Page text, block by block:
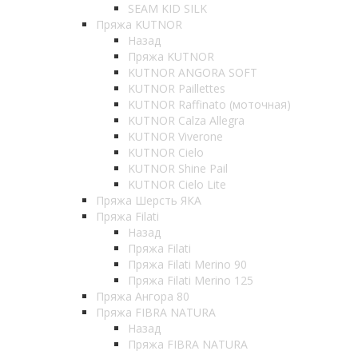
SEAM KID SILK
Пряжа KUTNOR
Назад
Пряжа KUTNOR
KUTNOR ANGORA SOFT
KUTNOR Paillettes
KUTNOR Raffinato (моточная)
KUTNOR Calza Allegra
KUTNOR Viverone
KUTNOR Cielo
KUTNOR Shine Pail
KUTNOR Cielo Lite
Пряжа Шерсть ЯКА
Пряжа Filati
Назад
Пряжа Filati
Пряжа Filati Merino 90
Пряжа Filati Merino 125
Пряжа Ангора 80
Пряжа FIBRA NATURA
Назад
Пряжа FIBRA NATURA